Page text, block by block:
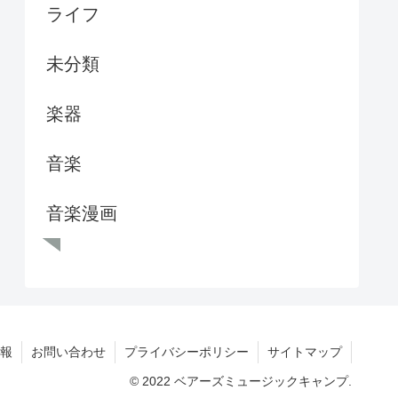
ライフ
未分類
楽器
音楽
音楽漫画
お問い合わせ プライバシーポリシー サイトマップ
© 2022 ベアーズミュージックキャンプ.